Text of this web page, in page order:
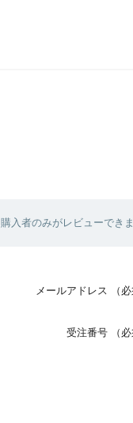
購入者のみがレビューでき
メールアドレス （
受注番号 （